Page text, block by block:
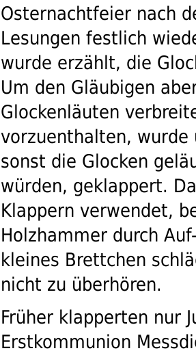
Osternachtfeier nach
Lesungen festlich
wurde erzählt, die
Um den Gläubigen
Glockenläuten
vorzuenthalten, wurde
sonst die Glocken
würden, geklappert.
Klappern verwendet,
Holzhammer durch
kleines Brettchen
nicht zu überhören.
Früher klapperten nur
Erstkommunion